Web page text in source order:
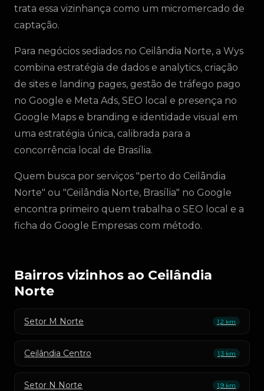
trata essa vizinhança como um micromercado de
captação.
Para negócios sediados no Ceilândia Norte, a Wys
combina estratégia de dados e analytics, criação
de sites e landing pages, gestão de tráfego pago
no Google e Meta Ads, SEO local e presença no
Google Maps e branding e identidade visual em
uma estratégia única, calibrada para a
concorrência local de Brasília.
Quem busca por serviços "perto do Ceilândia
Norte" ou "Ceilândia Norte, Brasília" no Google
encontra primeiro quem trabalha o SEO local e a
ficha do Google Empresas com método.
Bairros vizinhos ao Ceilândia
Norte
Setor M Norte 1,2 km
Ceilândia Centro 1,3 km
Setor N Norte 1,9 km